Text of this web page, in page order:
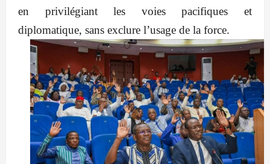
en privilégiant les voies pacifiques et
diplomatique, sans exclure l’usage de la force.